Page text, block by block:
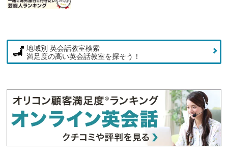
地域別 英会話教室検索
満足度の高い英会話教室を探そう！